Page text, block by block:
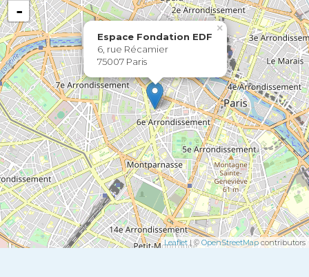
×
Espace Fondation EDF
6, rue Récamier
75007 Paris
-
Leaflet | © OpenStreetMapcontributors